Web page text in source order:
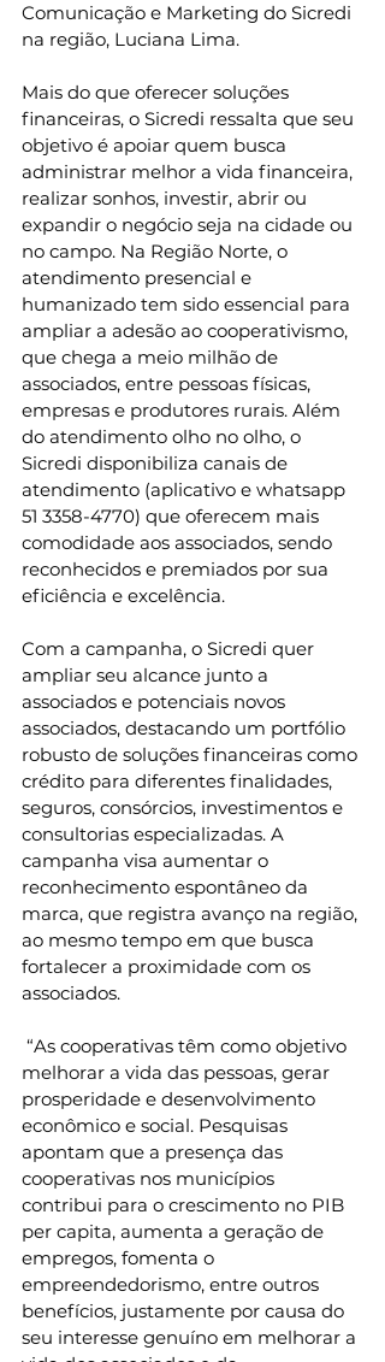
Comunicação e Marketing do Sicredi
na região, Luciana Lima.
Mais do que oferecer soluções
financeiras, o Sicredi ressalta que seu
objetivo é apoiar quem busca
administrar melhor a vida financeira,
realizar sonhos, investir, abrir ou
expandir o negócio seja na cidade ou
no campo. Na Região Norte, o
atendimento presencial e
humanizado tem sido essencial para
ampliar a adesão ao cooperativismo,
que chega a meio milhão de
associados, entre pessoas físicas,
empresas e produtores rurais. Além
do atendimento olho no olho, o
Sicredi disponibiliza canais de
atendimento (aplicativo e whatsapp
51 3358-4770) que oferecem mais
comodidade aos associados, sendo
reconhecidos e premiados por sua
eficiência e excelência.
Com a campanha, o Sicredi quer
ampliar seu alcance junto a
associados e potenciais novos
associados, destacando um portfólio
robusto de soluções financeiras como
crédito para diferentes finalidades,
seguros, consórcios, investimentos e
consultorias especializadas. A
campanha visa aumentar o
reconhecimento espontâneo da
marca, que registra avanço na região,
ao mesmo tempo em que busca
fortalecer a proximidade com os
associados.
melhorar a vida das pessoas, gerar
prosperidade e desenvolvimento
econômico e social. Pesquisas
apontam que a presença das
cooperativas nos municípios
contribui para o crescimento no PIB
per capita, aumenta a geração de
empregos, fomenta o
empreendedorismo, entre outros
benefícios, justamente por causa do
seu interesse genuíno em melhorar a